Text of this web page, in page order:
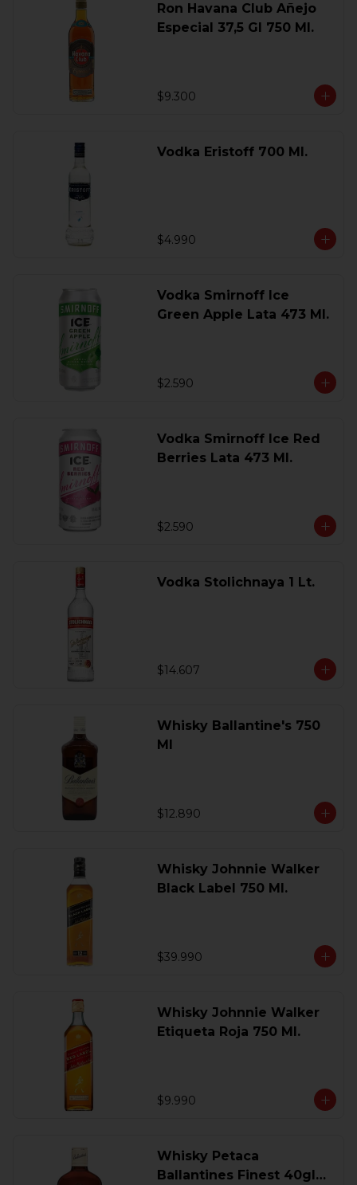
Ron Havana Club Añejo
Especial 37,5 Gl 750 Ml.
$9.300
Vodka Eristoff 700 Ml.
$4.990
Vodka Smirnoff Ice
Green Apple Lata 473 Ml.
$2.590
Vodka Smirnoff Ice Red
Berries Lata 473 Ml.
$2.590
Vodka Stolichnaya 1 Lt.
$14.607
Whisky Ballantine's 750
Ml
$12.890
Whisky Johnnie Walker
Black Label 750 Ml.
$39.990
Whisky Johnnie Walker
Etiqueta Roja 750 Ml.
$9.990
Whisky Petaca
Ballantines Finest 40gl